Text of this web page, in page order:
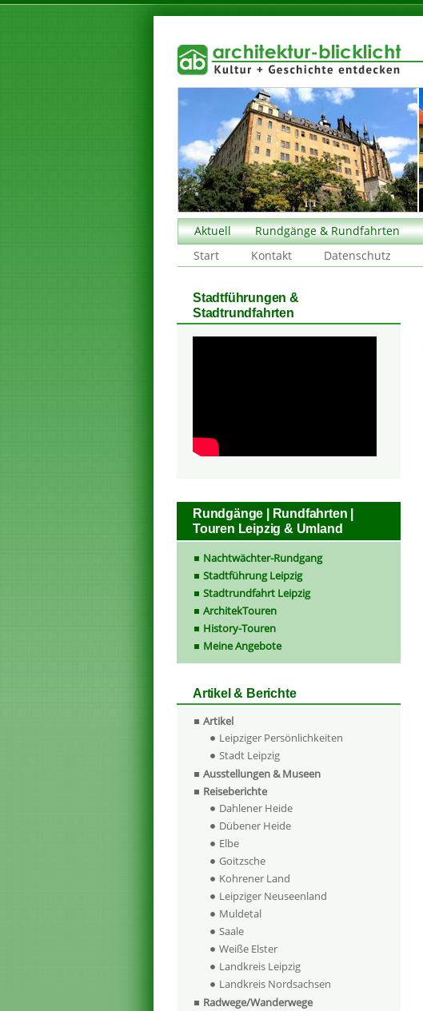
Aktuell Rundgänge & Rundfahrten
Start
Kontakt Datenschutz
Stadtführungen &
Stadtrundfahrten
Rundgänge | Rundfahrten |
Touren Leipzig & Umland
Nachtwächter-Rundgang
Stadtführung Leipzig
Stadtrundfahrt Leipzig
ArchitekTouren
History-Touren
Meine Angebote
Artikel & Berichte
Artikel
Leipziger Persönlichkeiten
Stadt Leipzig
Ausstellungen & Museen
Reiseberichte
Dahlener Heide
Dübener Heide
Elbe
Goitzsche
Kohrener Land
Leipziger Neuseenland
Muldetal
Saale
Weiße Elster
Landkreis Leipzig
Landkreis Nordsachsen
Radwege/Wanderwege